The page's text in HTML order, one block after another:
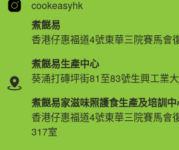
cookeasyhk
煮餸易
香港仔惠福道4號東華三院賽馬會
煮餸易生產中心
葵涌打磚坪街81至83號生興工業
煮餸易家滋味照護食生產及培訓中
香港仔惠福道4號東華三院賽馬會
317室